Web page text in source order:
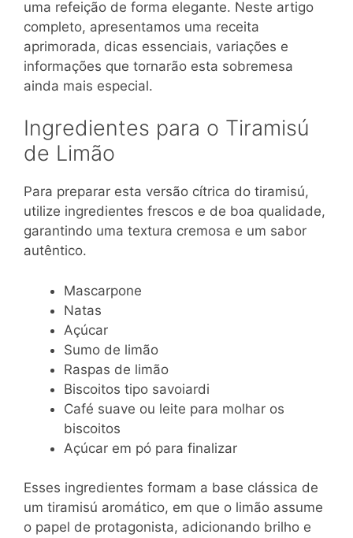
uma refeição de forma elegante. Neste artigo
completo, apresentamos uma receita
aprimorada, dicas essenciais, variações e
informações que tornarão esta sobremesa
ainda mais especial.
Ingredientes para o Tiramisú
de Limão
Para preparar esta versão cítrica do tiramisú,
utilize ingredientes frescos e de boa qualidade,
garantindo uma textura cremosa e um sabor
autêntico.
Mascarpone
Natas
Açúcar
Sumo de limão
Raspas de limão
Biscoitos tipo savoiardi
Café suave ou leite para molhar os
biscoitos
Açúcar em pó para finalizar
Esses ingredientes formam a base clássica de
um tiramisú aromático, em que o limão assume
o papel de protagonista, adicionando brilho e